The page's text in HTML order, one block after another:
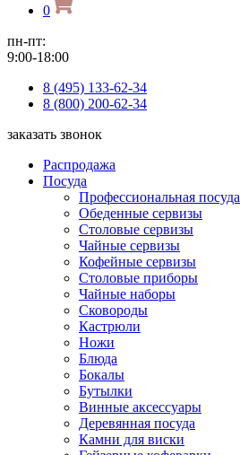
0
пн-пт:
9:00-18:00
8 (495) 133-62-34
8 (800) 200-62-34
заказать звонок
Распродажа
Посуда
Профессиональная посуда
Обеденные сервизы
Столовые сервизы
Чайные сервизы
Кофейные сервизы
Столовые приборы
Чайные наборы
Сковороды
Кастрюли
Ножи
Блюда
Бокалы
Бутылки
Винные аксессуары
Деревянная посуда
Камни для виски